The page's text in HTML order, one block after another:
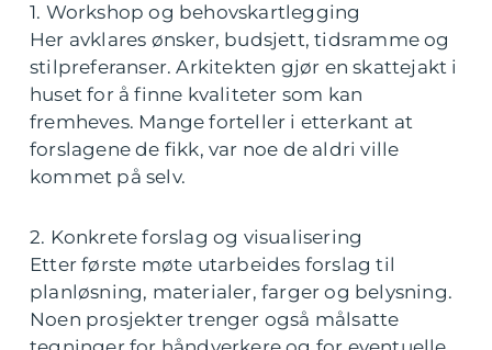
1. Workshop og behovskartlegging
Her avklares ønsker, budsjett, tidsramme og
stilpreferanser. Arkitekten gjør en skattejakt i
huset for å finne kvaliteter som kan
fremheves. Mange forteller i etterkant at
forslagene de fikk, var noe de aldri ville
kommet på selv.
2. Konkrete forslag og visualisering
Etter første møte utarbeides forslag til
planløsning, materialer, farger og belysning.
Noen prosjekter trenger også målsatte